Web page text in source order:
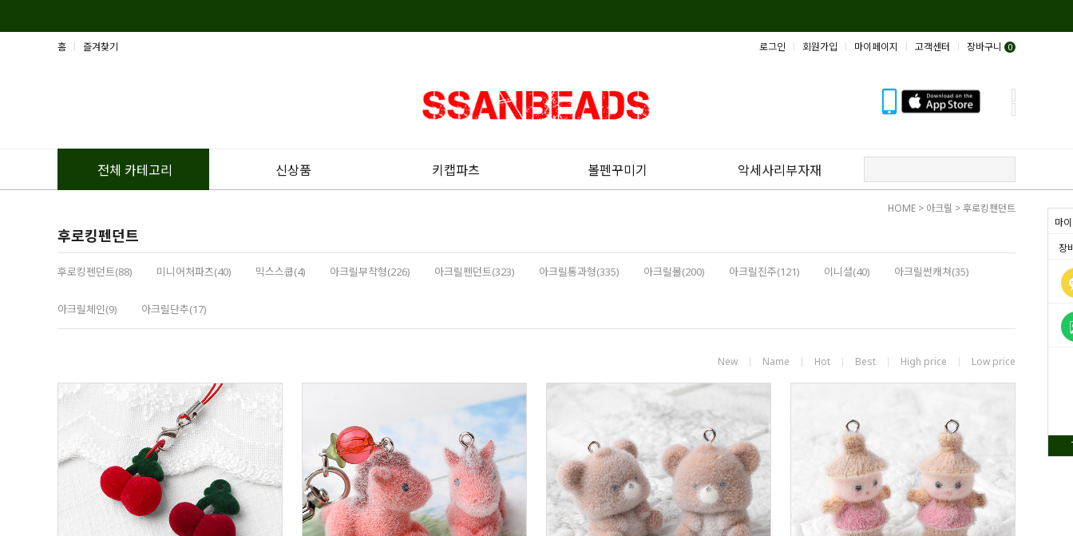
마
장
홈 즐겨찾기 로그인 회원가입 마이페이지 고객센터 장바구니 0
전체 카테고리 신상품 키캡파츠 볼펜꾸미기 악세사리부자재
HOME > 아크릴 >후로킹펜던트
후로킹펜던트
후로킹펜던트(88) 미니어처파츠(40) 믹스스쿱(4) 아크릴부착형(226) 아크릴펜던트(323) 아크릴통과형(335) 아크릴볼(200) 아크릴진주(121) 이니셜(40) 아크릴썬캐쳐(35)
아크릴체인(9) 아크릴단추(17)
New Name Hot Best High price Low price